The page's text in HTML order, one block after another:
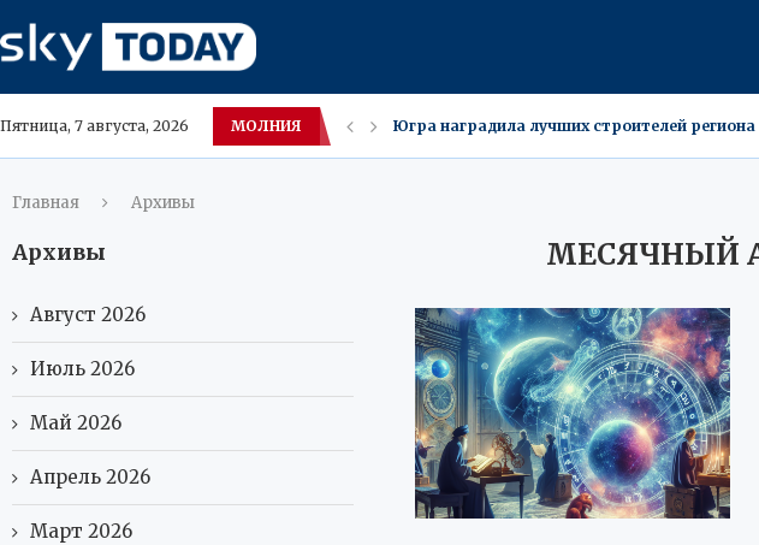
Пятница, 7 августа, 2026 МОЛНИЯ Югра наградила лучших строителей региона
Okko возглавил рейтинг удовлетворенности
Восточный завершил годовое обслуживание
Чисти телевизор без вреда
Эксперты Сбера учат защитникам
Сбер поддержал предпринимателей после
Арбузы в России стоят 40-45 рублей за
ВТБ продал офис в центре Москвы за 11-13,5
Главная Архивы
МЕСЯЧНЫЙ
Архивы
Август 2026
Июль 2026
Май 2026
Апрель 2026
Март 2026